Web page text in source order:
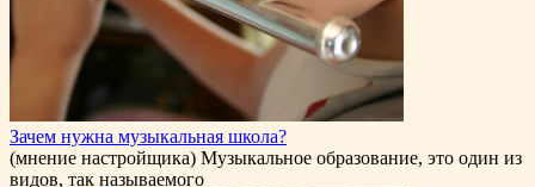
Зачем нужна музыкальная школа?
(мнение настройщика) Музыкальное образование, это один из
видов, так называемого